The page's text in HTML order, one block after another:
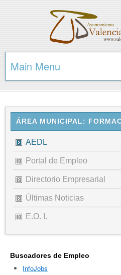
Main Menu
ÁREA MUNICIPAL:
AEDL
Portal de Empleo
Directorio Empresarial
Últimas Noticias
E.O. I.
Buscadores de Empleo
InfoJobs